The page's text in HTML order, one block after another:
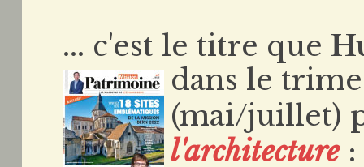
... c'est le titre que
dans le
(mai/juillet)
l'architecture